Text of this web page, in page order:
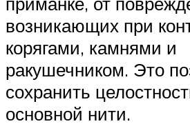
возникающих при
корягами, камнями и
ракушечником. Это
сохранить
основной нити.